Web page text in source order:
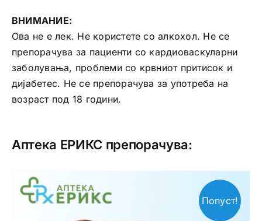
ВНИМАНИЕ:
Ова не е лек. Не користете со алкохол. Не се
препорачува за пациенти со кардиоваскуларни
заболувања, проблеми со крвниот притисок и
дијабетес. Не се препорачува за употреба на
возраст под 18 години.
Аптека ЕРИКС препорачува:
Попуст!